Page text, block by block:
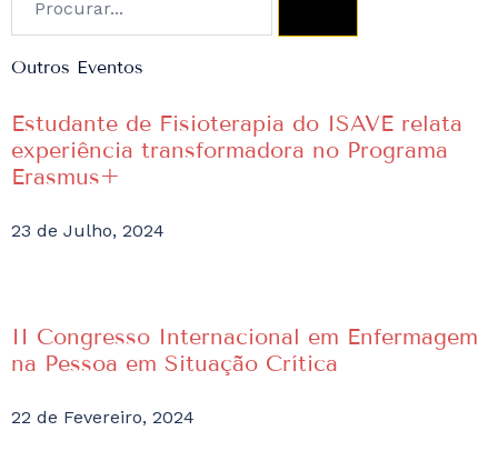
Outros Eventos
Estudante de Fisioterapia do ISAVE relata
experiência transformadora no Programa
Erasmus+
23 de Julho, 2024
II Congresso Internacional em Enfermagem
na Pessoa em Situação Crítica
22 de Fevereiro, 2024